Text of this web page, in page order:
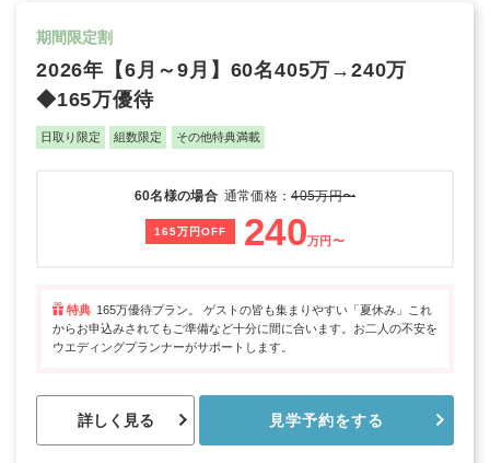
期間限定割
2026年【6月～9月】60名405万→240万
◆165万優待
日取り限定 組数限定 その他特典満載
60名様の場合 通常価格：405万円〜
165万円OFF 240万円〜
特典 165万優待プラン。 ゲストの皆も集まりやすい「夏休み」これ
からお申込みされてもご準備など十分に間に合います。お二人の不安を
ウエディングプランナーがサポートします。
詳しく見る 見学予約をする